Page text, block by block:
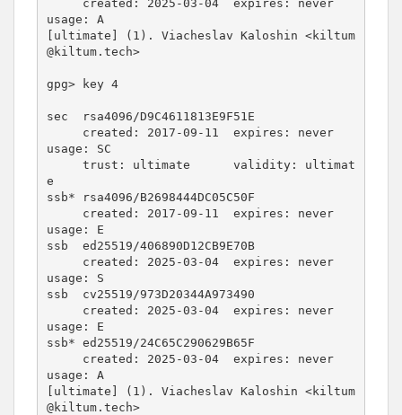
usage: A
[ultimate] (1). Viacheslav Kaloshin <kiltum
@kiltum.tech>
gpg> key 4
sec  rsa4096/D9C4611813E9F51E
usage: SC
e
ssb* rsa4096/B2698444DC05C50F
usage: E
ssb  ed25519/406890D12CB9E70B
usage: S
ssb  cv25519/973D20344A973490
usage: E
ssb* ed25519/24C65C290629B65F
usage: A
[ultimate] (1). Viacheslav Kaloshin <kiltum
@kiltum.tech>